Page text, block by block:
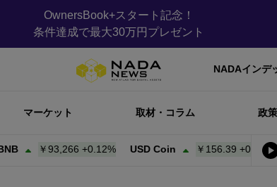
OwnersBook+スタート記念！
条件達成で最大30万円プレゼント
NADAインデ
マーケット 取材・コラム 政
￥93,266+0.12% USD Coin ￥156.39 +0.00%